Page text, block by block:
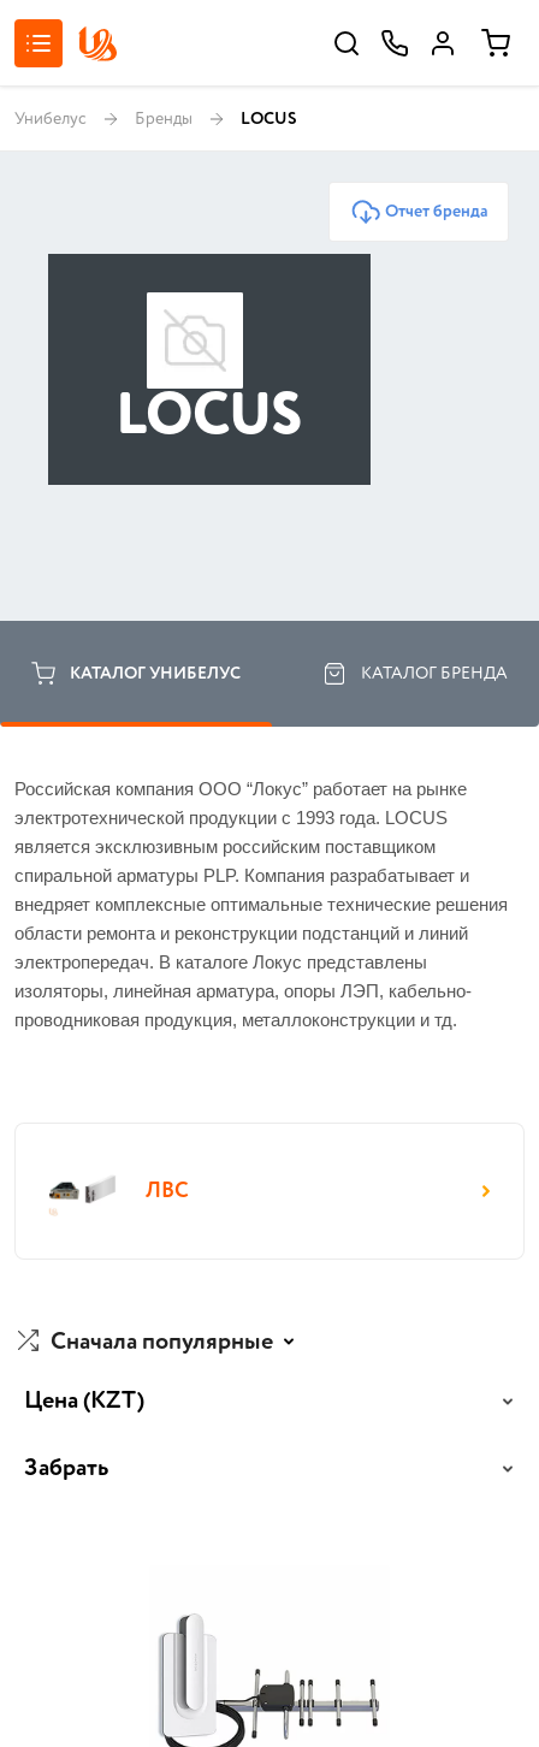
Унибелус Бренды LOCUS
Отчет бренда
LOCUS
КАТАЛОГ УНИБЕЛУС КАТАЛОГ БРЕНДА
Российская компания ООО “Локус” работает на рынке
электротехнической продукции с 1993 года. LOCUS
является эксклюзивным российским поставщиком
спиральной арматуры PLP. Компания разрабатывает и
внедряет комплексные оптимальные технические решения
области ремонта и реконструкции подстанций и линий
электропередач. В каталоге Локус представлены
изоляторы, линейная арматура, опоры ЛЭП, кабельно-
проводниковая продукция, металлоконструкции и тд.
ЛВС
Сначала популярные
Цена(KZT)
Забрать